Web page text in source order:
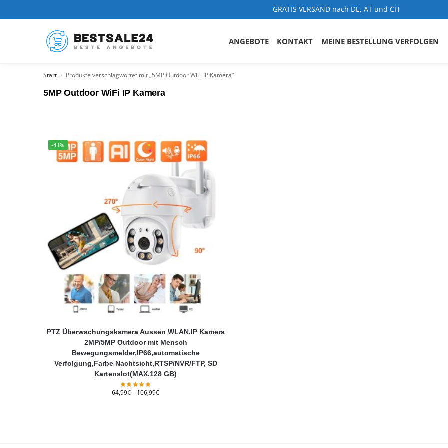
GRATIS VERSAND nach DE, AT und CH
ANGEBOTE KONTAKT MEINE BESTELLUNG VERFOLGEN
Start / Produkte verschlagwortet mit „5MP Outdoor WiFi IP Kamera“
5MP Outdoor WiFi IP Kamera
-41%
PTZ Überwachungskamera Aussen WLAN,IP Kamera
2MP/5MP Outdoor mit Mensch
Bewegungsmelder,IP66,automatische
Verfolgung,Farbe Nachtsicht,RTSP/NVR/FTP, SD
Kartenslot(MAX.128 GB)
64,99€– 106,99€